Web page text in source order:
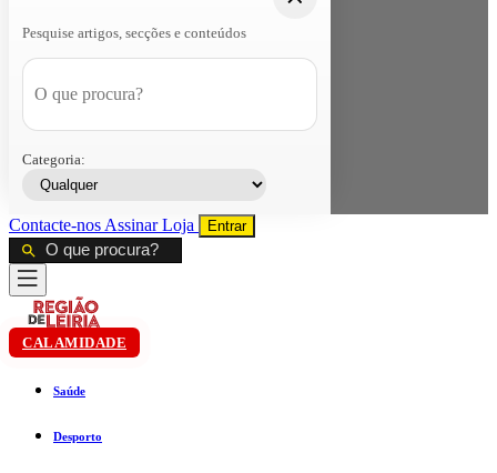
Pesquise artigos, secções e conteúdos
Categoria:
Contacte-nos AssinarLoja Entrar
CALAMIDADE
Saúde
Desporto